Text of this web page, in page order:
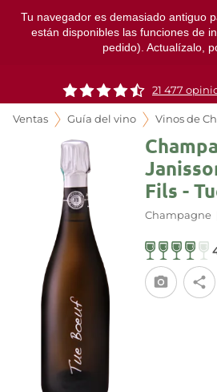
Tu navegador es demasiado antiguo
están disponibles las funciones de
pedido). Actualízalo,
21 477
Ventas Guía del vino Vinos de
Fils -
Champagne